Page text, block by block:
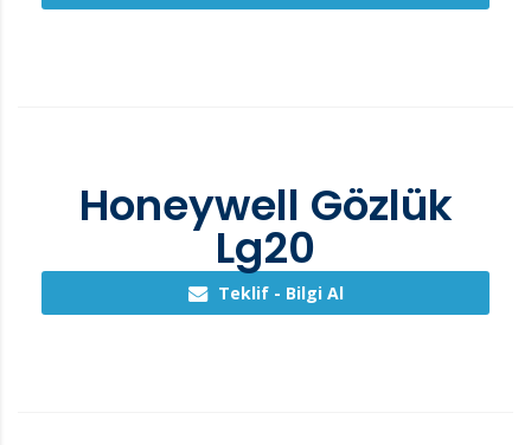
Honeywell Gözlük
Lg20
Teklif - Bilgi Al